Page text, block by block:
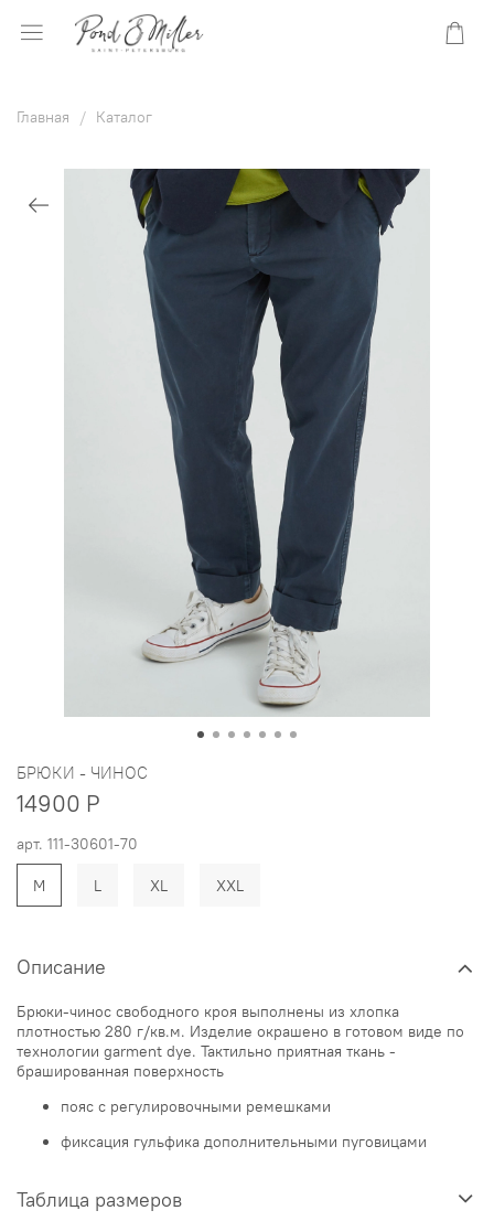
Главная Каталог
арт. 111-30601-70
БРЮКИ - ЧИНОС
14900 Р
M L XL XXL
Описание
Брюки-чинос свободного кроя выполнены из хлопка
плотностью 280 г/кв.м. Изделие окрашено в готовом виде по
технологии garment dye. Тактильно приятная ткань -
брашированная поверхность
пояс с регулировочными ремешками
фиксация гульфика дополнительными пуговицами
Таблица размеров